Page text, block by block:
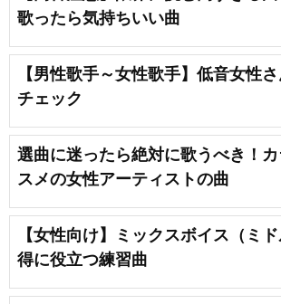
歌ったら気持ちいい曲
【男性歌手～女性歌手】低音女性
チェック
選曲に迷ったら絶対に歌うべき！
スメの女性アーティストの曲
【女性向け】ミックスボイス（ミ
得に役立つ練習曲